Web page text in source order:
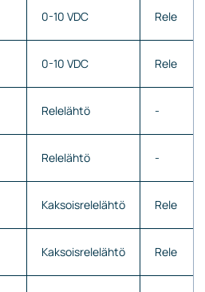
0-10 VDC Rele
0-10 VDC Rele
Relelähtö -
Relelähtö -
Kaksoisrelelähtö Rele
Kaksoisrelelähtö Rele